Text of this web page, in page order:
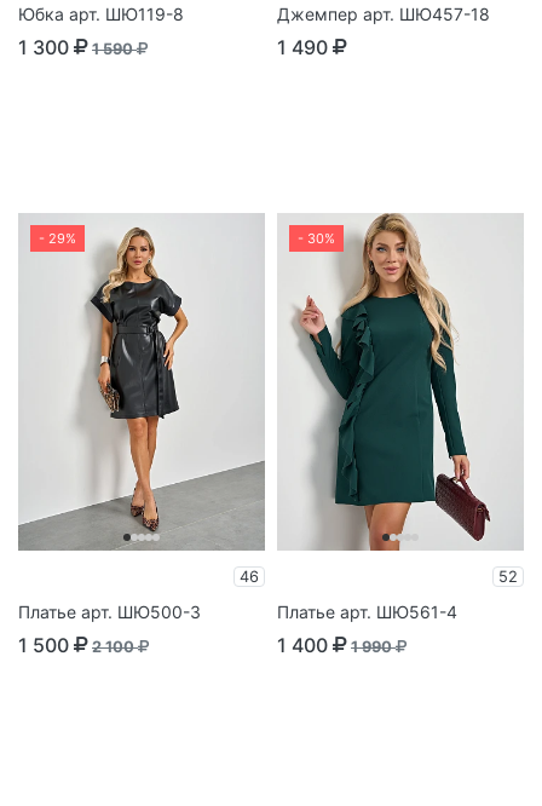
Юбка арт. ШЮ119-8
1 300 1 590
Джемпер арт. ШЮ457-18
1 490
- 29%
46
Платье арт. ШЮ500-3
1 500 2 100
- 30%
52
Платье арт. ШЮ561-4
1 400 1 990